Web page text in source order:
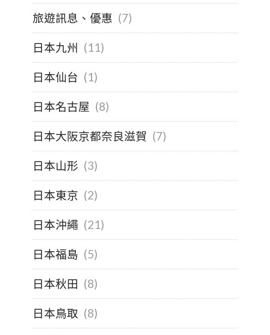
旅遊訊息、優惠 (7)
日本九州 (11)
日本仙台 (1)
日本名古屋 (8)
日本大阪京都奈良滋賀 (7)
日本山形 (3)
日本東京 (2)
日本沖繩 (21)
日本福島 (5)
日本秋田 (8)
日本鳥取 (8)